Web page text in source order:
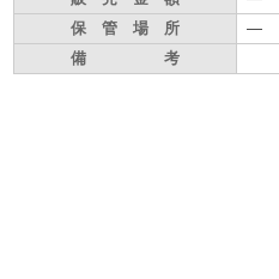
保 管 場 所
―
備 考